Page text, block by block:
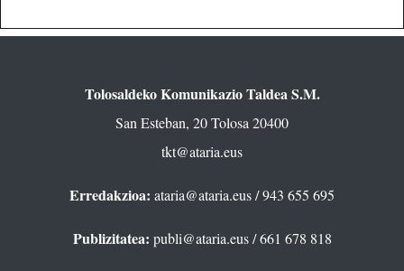
Tolosaldeko Komunikazio Taldea S.M.
San Esteban, 20 Tolosa 20400
tkt@ataria.eus
Erredakzioa: ataria@ataria.eus/ 943 655 695
Publizitatea: publi@ataria.eus/ 661 678 818